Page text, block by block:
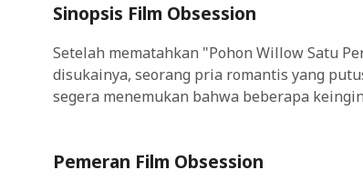
Sinopsis Film Obsession
Setelah mematahkan "Pohon Willow Satu
disukainya, seorang pria romantis yang
segera menemukan bahwa beberapa
Pemeran Film Obsession